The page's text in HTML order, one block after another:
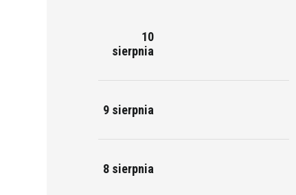
10
sierpnia
9 sierpnia
8 sierpnia